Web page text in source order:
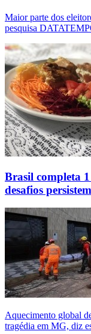
Maior parte dos
pesquisa
Brasil completa
desafios persistem
Aquecimento global
tragédia em MG, diz